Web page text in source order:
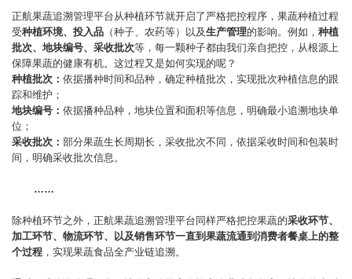
正航果蔬追溯管理平台从种植环节就开启了严格把控程序，果蔬种植过程
受种植环境、投入品 （种子、农药等）以及生产管理的影响。例如， 种植
批次、地块编号、采收批次等，每一颗种子都由我们亲自把控，从根源上
保障果蔬的健康有机。这过程又是如何实现的呢？
种植批次： 依据播种时间和品种，确定种植批次，实现批次种植信息的跟
踪和维护；
地块编号： 依据播种品种，地块位置和面积等信息，明确最小追溯地块单
位；
采收批次： 部分果蔬生长周期长，采收批次不同，依据采收时间和包装时
间，明确采收批次信息。
……
除种植环节之外，正航果蔬追溯管理平台同样严格把控果蔬的采收环节、
加工环节、物流环节、以及销售环节一直到果蔬流通到消费者餐桌上的整
个过程 ，实现果蔬食品全产业链追溯。